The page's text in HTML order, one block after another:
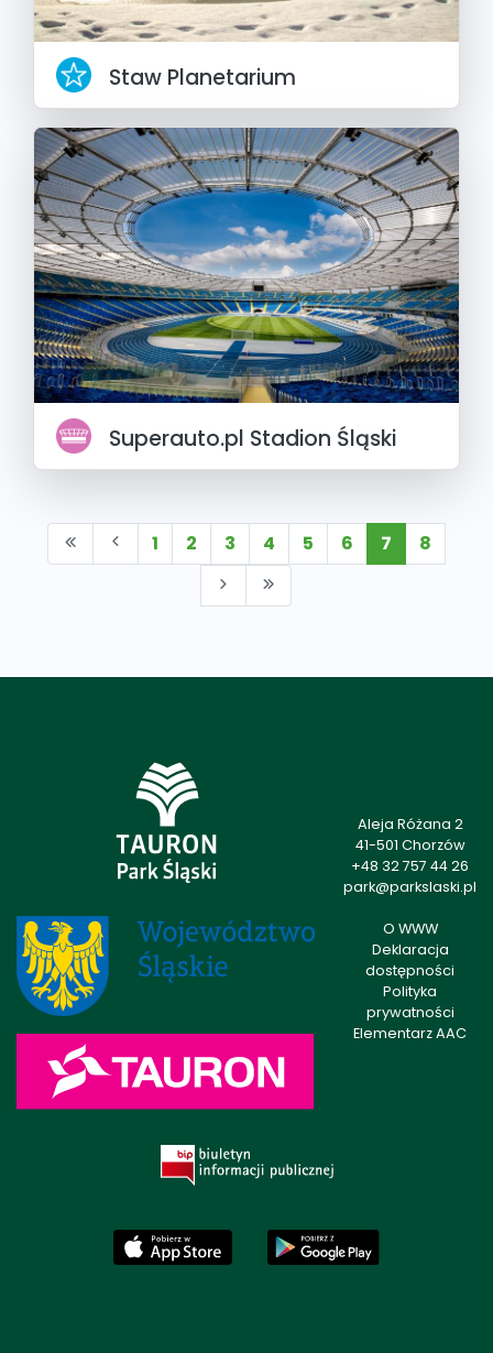
Staw Planetarium
Superauto.pl Stadion Śląski
1 2 3 4 5 6 7 8
Aleja Różana 2
41-501 Chorzów
+48 32 757 44 26
park@parkslaski.pl
O WWW
Deklaracja
dostępności
Polityka
prywatności
Elementarz AAC